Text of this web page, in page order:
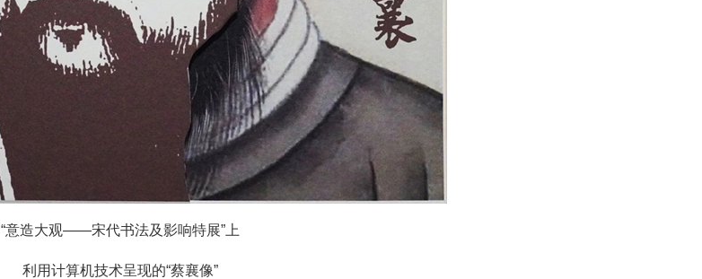
“意造大观——宋代书法及影响特展”上
利用计算机技术呈现的“蔡襄像”